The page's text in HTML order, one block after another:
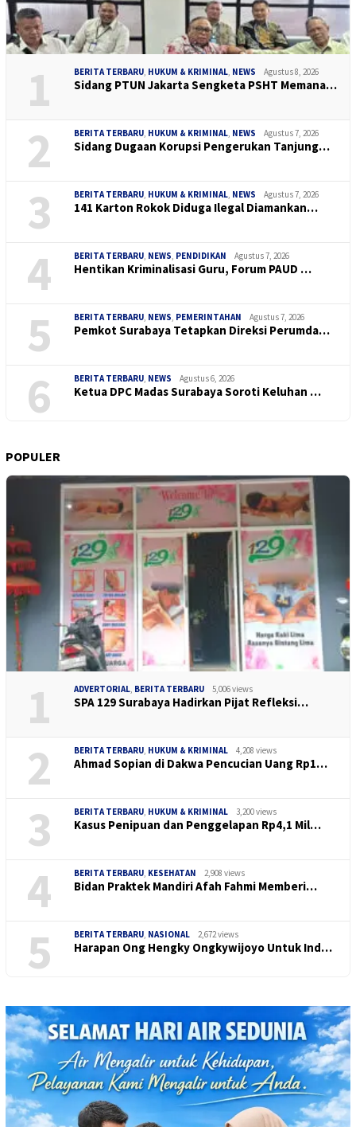
1 BERITA TERBARU, HUKUM & KRIMINAL, NEWS Agustus 8, 2026
Sidang PTUN Jakarta Sengketa PSHT Memana…
2 BERITA TERBARU, HUKUM & KRIMINAL, NEWS Agustus 7, 2026
Sidang Dugaan Korupsi Pengerukan Tanjung…
3 BERITA TERBARU, HUKUM & KRIMINAL, NEWS Agustus 7, 2026
141 Karton Rokok Diduga Ilegal Diamankan…
4 BERITA TERBARU, NEWS, PENDIDIKAN Agustus 7, 2026
Hentikan Kriminalisasi Guru, Forum PAUD …
5 BERITA TERBARU, NEWS, PEMERINTAHAN Agustus 7, 2026
Pemkot Surabaya Tetapkan Direksi Perumda…
6 BERITA TERBARU, NEWS Agustus 6, 2026
Ketua DPC Madas Surabaya Soroti Keluhan …
POPULER
1 ADVERTORIAL, BERITA TERBARU 5,006 views
SPA 129 Surabaya Hadirkan Pijat Refleksi…
2 BERITA TERBARU, HUKUM & KRIMINAL 4,208 views
Ahmad Sopian di Dakwa Pencucian Uang Rp1…
3 BERITA TERBARU, HUKUM & KRIMINAL 3,200 views
Kasus Penipuan dan Penggelapan Rp4,1 Mil…
4 BERITA TERBARU, KESEHATAN 2,908 views
Bidan Praktek Mandiri Afah Fahmi Memberi…
5 BERITA TERBARU, NASIONAL 2,672 views
Harapan Ong Hengky Ongkywijoyo Untuk Ind…